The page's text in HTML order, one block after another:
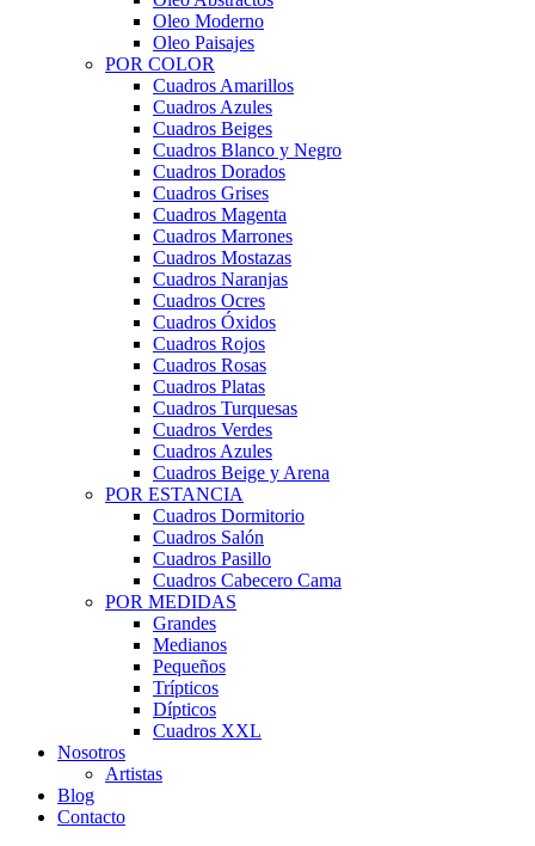
Oleo Moderno
Oleo Paisajes
POR COLOR
Cuadros Amarillos
Cuadros Azules
Cuadros Beiges
Cuadros Blanco y Negro
Cuadros Dorados
Cuadros Grises
Cuadros Magenta
Cuadros Marrones
Cuadros Mostazas
Cuadros Naranjas
Cuadros Ocres
Cuadros Óxidos
Cuadros Rojos
Cuadros Rosas
Cuadros Platas
Cuadros Turquesas
Cuadros Verdes
Cuadros Azules
Cuadros Beige y Arena
POR ESTANCIA
Cuadros Dormitorio
Cuadros Salón
Cuadros Pasillo
Cuadros Cabecero Cama
POR MEDIDAS
Grandes
Medianos
Pequeños
Trípticos
Dípticos
Cuadros XXL
Nosotros
Artistas
Blog
Contacto